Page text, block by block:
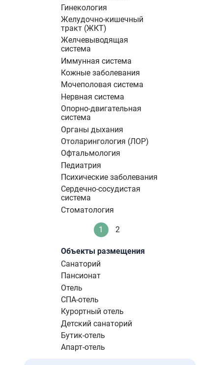
Гинекология
Желудочно-кишечный
тракт (ЖКТ)
Желчевыводящая
система
Иммунная система
Кожные заболевания
Мочеполовая система
Нервная система
Опорно-двигательная
система
Органы дыхания
Отоларингология (ЛОР)
Офтальмология
Педиатрия
Психические заболевания
Сердечно-сосудистая
система
Стоматология
Нумерация
страниц Текущая
1 Стандартное
2
Объекты размещения
Санаторий
Пансионат
Отель
СПА-отель
Курортный отель
Детский санаторий
Бутик-отель
Апарт-отель